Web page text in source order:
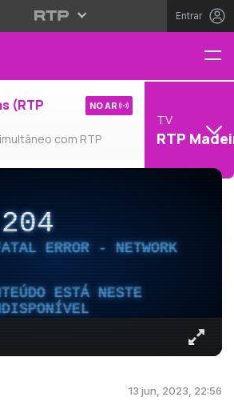
Entrar
(RTP
com RTP
NO AR
TV
RTP
204
ERROR - NETWORK
ESTÁ NESTE
13 jun, 2023, 22:56